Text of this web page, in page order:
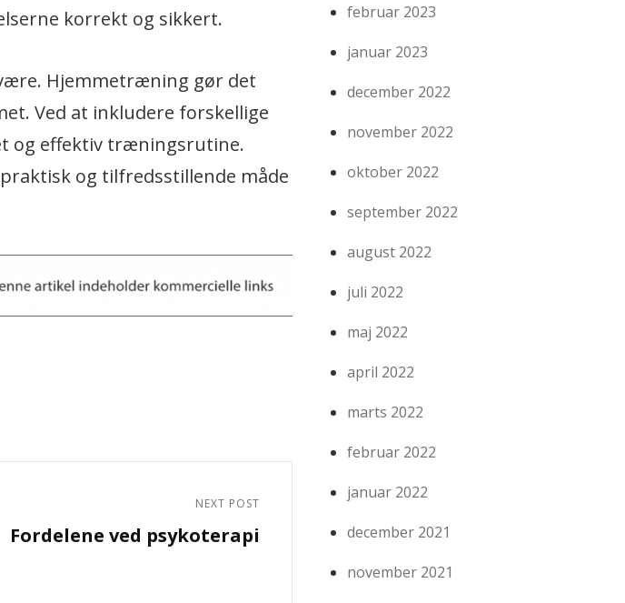
korrekt og sikkert.
Hjemmetræning gør det
Ved at inkludere forskellige
og effektiv træningsrutine.
og tilfredsstillende måde
NEXT POST
Fordelene ved psykoterapi
februar 2023
januar 2023
december 2022
november 2022
oktober 2022
september 2022
august 2022
juli 2022
maj 2022
april 2022
marts 2022
februar 2022
januar 2022
december 2021
november 2021